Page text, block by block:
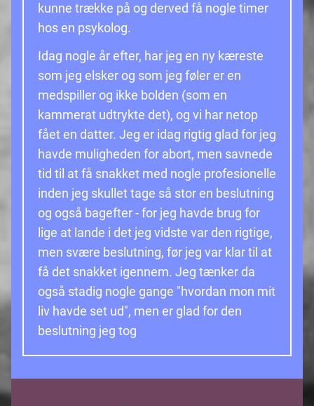
kunne trække på og derved få nogle timer
hos en psykolog.
Idag nogle år efter, har jeg en ny kæreste
som jeg elsker og som jeg føler er en
medspiller og ikke bolden (som en
kammerat udtrykte det), og vi har netop
fået en datter. Jeg er idag rigtig glad for jeg
havde muligheden for abort, men savnede
tid til at få snakket med nogle profesionelle
inden jeg skullet tage så stor en beslutning
og også bagefter - for jeg havde brug for
lige at lande i det jeg vidste var den rigtige,
men svære beslutning, før jeg var klar til at
få det snakket igennem. Jeg tænker da
også stadig nogle gange "hvordan mon mit
liv havde set ud", men er glad for den
beslutning jeg tog